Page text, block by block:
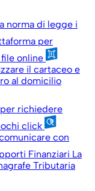
norma di legge i
per
online
il cartaceo e
al domicilio
richiedere
click
con
Finanziari La
Tributaria